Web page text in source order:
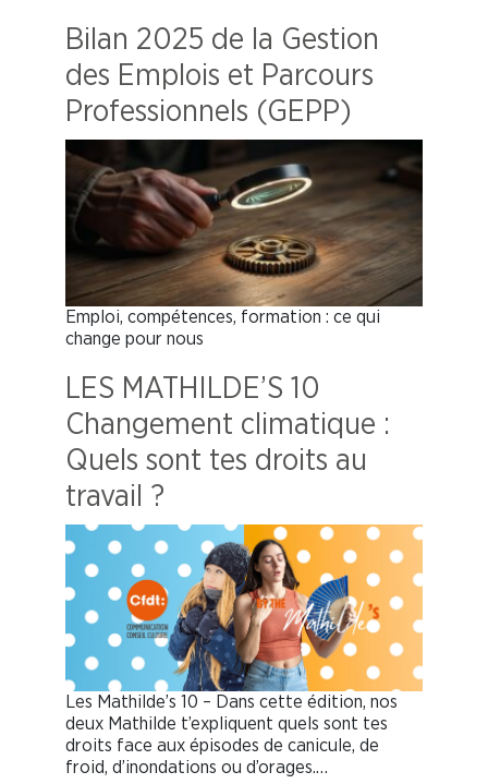
Bilan 2025 de la Gestion
des Emplois et Parcours
Professionnels (GEPP)
Emploi, compétences, formation : ce qui
change pour nous
LES MATHILDE’S 10
Changement climatique :
Quels sont tes droits au
travail ?
Les Mathilde’s 10 – Dans cette édition, nos
deux Mathilde t’expliquent quels sont tes
droits face aux épisodes de canicule, de
froid, d’inondations ou d’orages.…